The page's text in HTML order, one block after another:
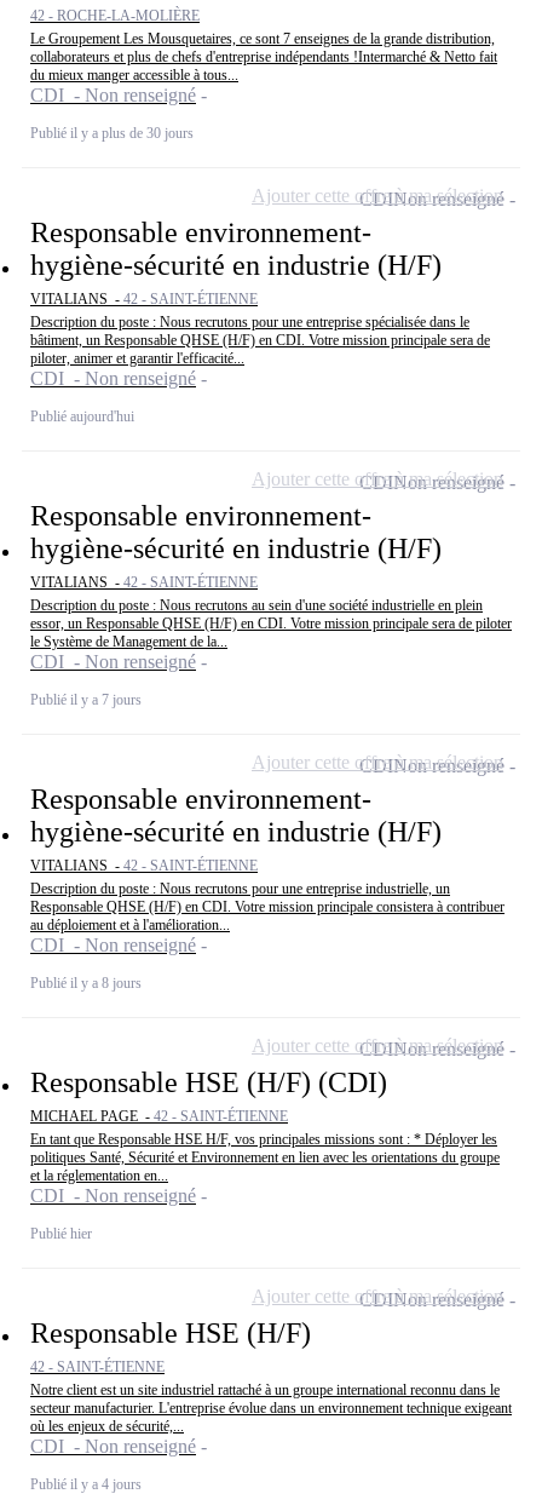
42 - ROCHE-LA-MOLIÈRE
Le Groupement Les Mousquetaires, ce sont 7 enseignes de la grande distribution,
collaborateurs et plus de chefs d'entreprise indépendants !Intermarché & Netto fait
du mieux manger accessible à tous...
CDI - Non renseigné
Publié il y a plus de 30 jours
Responsable environnement-
hygiène-sécurité en industrie (H/F)
VITALIANS - 42 - SAINT-ÉTIENNE
Description du poste : Nous recrutons pour une entreprise spécialisée dans le
bâtiment, un Responsable QHSE (H/F) en CDI. Votre mission principale sera de
piloter, animer et garantir l'efficacité...
CDI - Non renseigné
Publié aujourd'hui
CDINon renseigné
Ajouter cette offre à ma sélection
Responsable environnement-
hygiène-sécurité en industrie (H/F)
VITALIANS - 42 - SAINT-ÉTIENNE
Description du poste : Nous recrutons au sein d'une société industrielle en plein
essor, un Responsable QHSE (H/F) en CDI. Votre mission principale sera de piloter
le Système de Management de la...
CDI - Non renseigné
Publié il y a 7 jours
CDINon renseigné
Ajouter cette offre à ma sélection
Responsable environnement-
hygiène-sécurité en industrie (H/F)
VITALIANS - 42 - SAINT-ÉTIENNE
Description du poste : Nous recrutons pour une entreprise industrielle, un
Responsable QHSE (H/F) en CDI. Votre mission principale consistera à contribuer
au déploiement et à l'amélioration...
CDI - Non renseigné
Publié il y a 8 jours
CDINon renseigné
Ajouter cette offre à ma sélection
Responsable HSE (H/F) (CDI)
MICHAEL PAGE - 42 - SAINT-ÉTIENNE
En tant que Responsable HSE H/F, vos principales missions sont : * Déployer les
politiques Santé, Sécurité et Environnement en lien avec les orientations du groupe
et la réglementation en...
CDI - Non renseigné
Publié hier
CDINon renseigné
Ajouter cette offre à ma sélection
Responsable HSE (H/F)
42 - SAINT-ÉTIENNE
Notre client est un site industriel rattaché à un groupe international reconnu dans le
secteur manufacturier. L'entreprise évolue dans un environnement technique exigeant
où les enjeux de sécurité,...
CDI - Non renseigné
Publié il y a 4 jours
CDINon renseigné
Ajouter cette offre à ma sélection